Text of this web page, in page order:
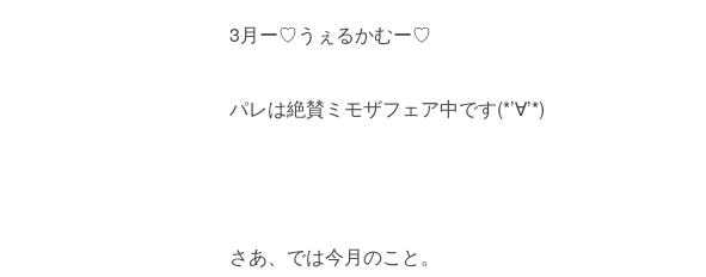
3月ー♡うぇるかむー♡
パレは絶賛ミモザフェア中です(*’∀’*)ゞ
さあ、では今月のこと。